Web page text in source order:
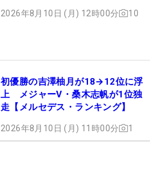
2026年8月10日 (月) 12時00分 10
初優勝の吉澤柚月が18→12位に浮
上 メジャーV・桑木志帆が1位独
走【メルセデス・ランキング】
2026年8月10日 (月) 11時00分 1